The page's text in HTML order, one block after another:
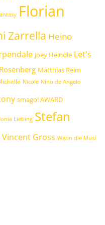
Florian
Zarrella Heino
Joey Heindle Let's
Matthias Reim
Nicole Nino de Angelo
smago! AWARD
Liebing Stefan
Vincent Gross Wenn die Musi